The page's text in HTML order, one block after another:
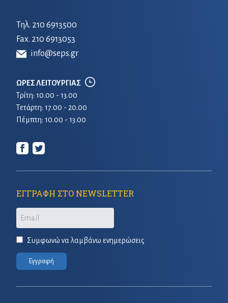
Τηλ. 210 6913500
Fax. 210 6913053
info@seps.gr
ΩΡΕΣ ΛΕΙΤΟΥΡΓΙΑΣ
Τρίτη: 10.00 - 13.00
Τετἀρτη: 17.00 - 20.00
Πέμπτη: 10.00 - 13.00
ΕΓΓΡΑΦΗ ΣΤΟ NEWSLETTER
Email
Συμφωνώ να λαμβάνω ενημερώσεις
Εγγραφή